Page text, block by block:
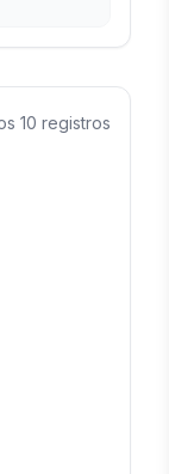
10 registros